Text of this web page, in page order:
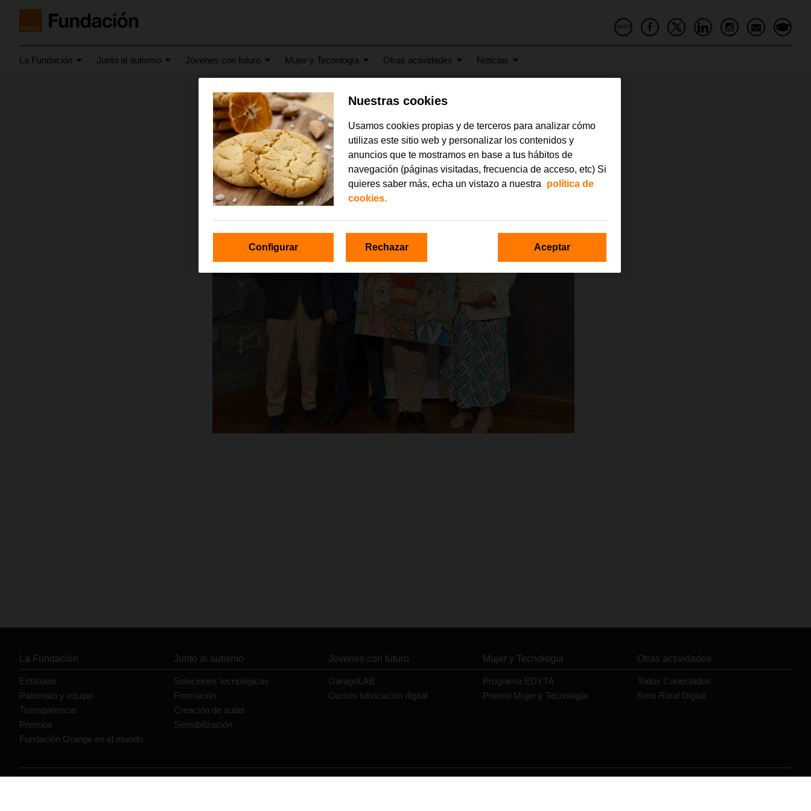
NEWS
La Fundación Junto al autismo Jóvenes con futuro Mujer y Tecnología Otras actividades Noticias
junio 2024
Imagen-1-2
La Fundación
Estatutos
Patronato y equipo
Transparencia
Premios
Fundación Orange en el mundo
Junto al autismo
Soluciones tecnológicas
Formación
Creación de aulas
Sensibilización
Jóvenes con futuro
GarageLAB
Cursos fabricación digital
Mujer y Tecnología
Programa EDYTA
Premio Mujer y Tecnología
Otras actividades
Todos Conectados
Reto Rural Digital
Nuestras cookies
Usamos cookies propias y de terceros para analizar cómo
utilizas este sitio web y personalizar los contenidos y
anuncios que te mostramos en base a tus hábitos de
navegación (páginas visitadas, frecuencia de acceso, etc) Si
quieres saber más, echa un vistazo a nuestra
política de
cookies.
Configurar Rechazar Aceptar